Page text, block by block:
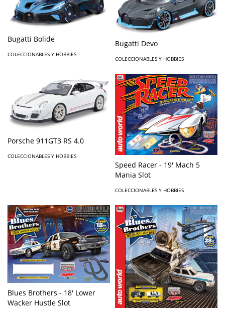
Bugatti Bolide
COLECCIONABLES Y HOBBIES
Bugatti Devo
COLECCIONABLES Y HOBBIES
Porsche 911GT3 RS 4.0
COLECCIONABLES Y HOBBIES
Speed Racer - 19' Mach 5
Mania Slot
COLECCIONABLES Y HOBBIES
Blues Brothers - 18' Lower
Wacker Hustle Slot